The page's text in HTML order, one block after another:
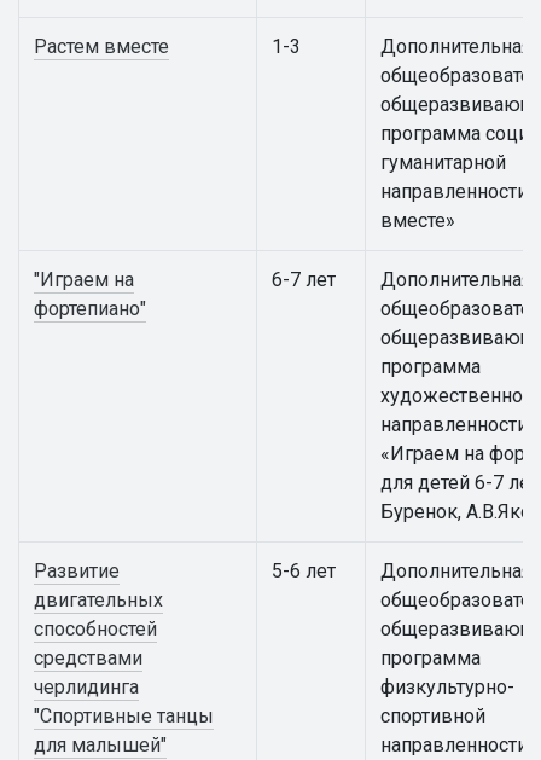
Растем вместе 1-3
Дополнительная
программа
гуманитарной
направленности
вместе»
"Играем на
фортепиано"
6-7 лет
Дополнительная
программа
художественной
направленности
«Играем на
для детей 6-7
Буренок,
Развитие
двигательных
способностей
средствами
черлидинга
"Спортивные танцы
для малышей"
5-6 лет
Дополнительная
программа
физкультурно-
спортивной
направленности